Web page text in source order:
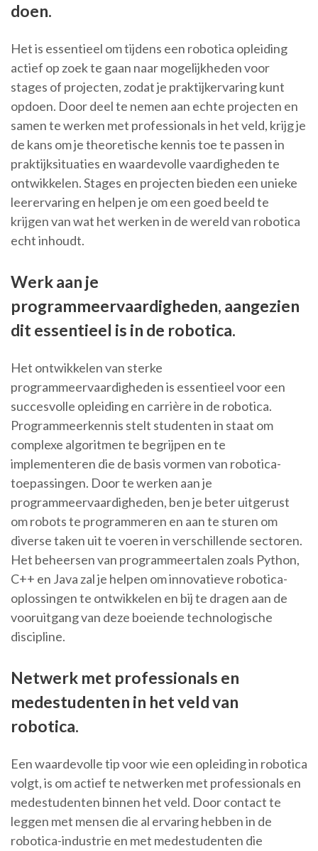
doen.
Het is essentieel om tijdens een robotica opleiding
actief op zoek te gaan naar mogelijkheden voor
stages of projecten, zodat je praktijkervaring kunt
opdoen. Door deel te nemen aan echte projecten en
samen te werken met professionals in het veld, krijg je
de kans om je theoretische kennis toe te passen in
praktijksituaties en waardevolle vaardigheden te
ontwikkelen. Stages en projecten bieden een unieke
leerervaring en helpen je om een goed beeld te
krijgen van wat het werken in de wereld van robotica
echt inhoudt.
Werk aan je
programmeervaardigheden, aangezien
dit essentieel is in de robotica.
Het ontwikkelen van sterke
programmeervaardigheden is essentieel voor een
succesvolle opleiding en carrière in de robotica.
Programmeerkennis stelt studenten in staat om
complexe algoritmen te begrijpen en te
implementeren die de basis vormen van robotica-
toepassingen. Door te werken aan je
programmeervaardigheden, ben je beter uitgerust
om robots te programmeren en aan te sturen om
diverse taken uit te voeren in verschillende sectoren.
Het beheersen van programmeertalen zoals Python,
C++ en Java zal je helpen om innovatieve robotica-
oplossingen te ontwikkelen en bij te dragen aan de
vooruitgang van deze boeiende technologische
discipline.
Netwerk met professionals en
medestudenten in het veld van
robotica.
Een waardevolle tip voor wie een opleiding in robotica
volgt, is om actief te netwerken met professionals en
medestudenten binnen het veld. Door contact te
leggen met mensen die al ervaring hebben in de
robotica-industrie en met medestudenten die